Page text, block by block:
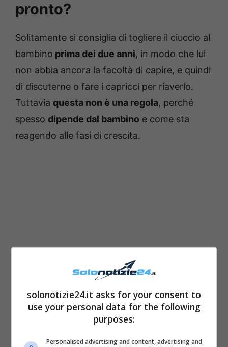
pronto?
Solitamente si consiglia di togliere il ciuccio al
bambino prima dei due anni, in modo che lui
non abbia ancora la facoltà di capire, e quindi
di discuterne o fare i capricci per riaverlo.
Tuttavia questa non è una regola, perché
spesso dipende dal bambino e come sta
reagendo alle fasi di crescita.
Succede infatti che il bambinostia vivendo
una fase di cambiamenti, come ad esempio
solonotizie24.it asks for your consent to
use your personal data for the following
purposes:
Personalised advertising and content, advertising and